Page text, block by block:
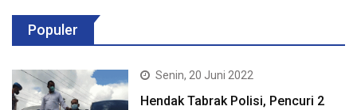
Populer
Senin, 20 Juni 2022
Hendak Tabrak Polisi, Pencuri 2